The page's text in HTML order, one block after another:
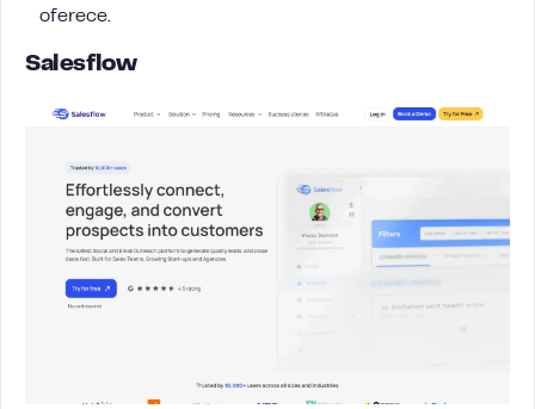
oferece.
Salesflow